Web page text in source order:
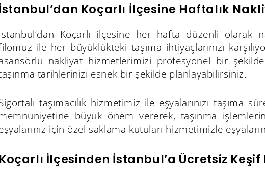
Koçarlı İlçesine Haftalık
Koçarlı ilçesine her hafta düzenli olarak
ile her büyüklükteki taşıma ihtiyaçlarınızı
nakliyat hizmetlerimizi profesyonel bir
tarihlerinizi esnek bir şekilde planlayabilirsiniz.
taşımacılık hizmetimiz ile eşyalarınızı
büyük önem vererek, taşınma
için özel saklama kutuları hizmetimizle
Koçarlı İlçesinden İstanbul’a Ücretsiz Keşif